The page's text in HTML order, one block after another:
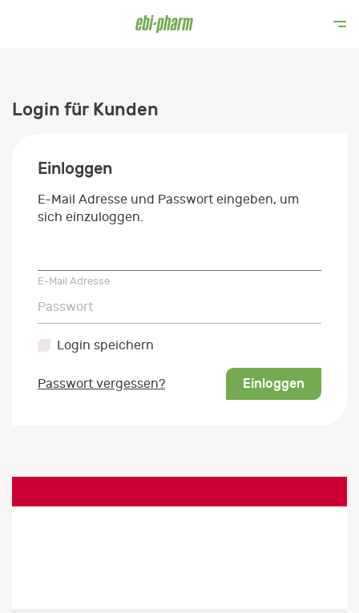
Login für Kunden
Einloggen
E-Mail Adresse und Passwort eingeben, um
sich einzuloggen.
E-Mail Adresse
Passwort
Passwort
Login speichern
Passwort vergessen? Einloggen